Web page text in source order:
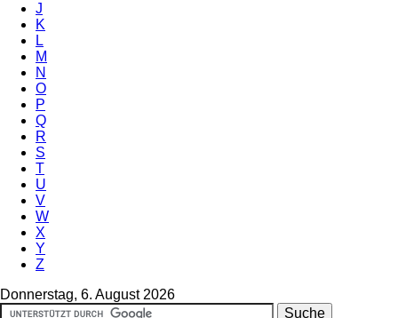
J
K
L
M
N
O
P
Q
R
S
T
U
V
W
X
Y
Z
Donnerstag, 6. August 2026